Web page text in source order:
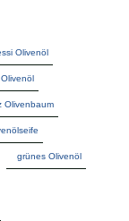
Olivenöl
Olivenbaum
grünes Olivenöl